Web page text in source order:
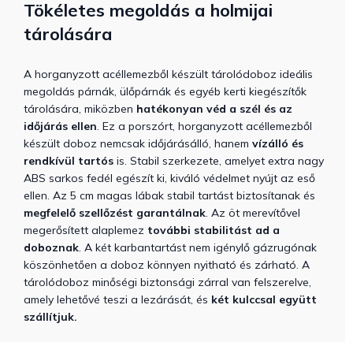
Tökéletes megoldás a holmijai
tárolására
A horganyzott acéllemezből készült tárolódoboz ideális
megoldás párnák, ülőpárnák és egyéb kerti kiegészítők
tárolására, miközben hatékonyan véd a szél és az
időjárás ellen. Ez a porszórt, horganyzott acéllemezből
készült doboz nemcsak időjárásálló, hanem vízálló és
rendkívül tartós is. Stabil szerkezete, amelyet extra nagy
ABS sarkos fedél egészít ki, kiváló védelmet nyújt az eső
ellen. Az 5 cm magas lábak stabil tartást biztosítanak és
megfelelő szellőzést garantálnak. Az öt merevítővel
megerősített alaplemez további stabilitást ad a
doboznak. A két karbantartást nem igénylő gázrugónak
köszönhetően a doboz könnyen nyitható és zárható. A
tárolódoboz minőségi biztonsági zárral van felszerelve,
amely lehetővé teszi a lezárását, és két kulccsal együtt
szállítjuk.